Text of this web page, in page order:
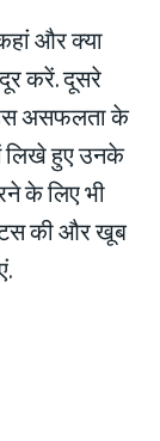
और क्या
करें. दूसरे
असफलता के
में लिखे हुए उनके
के लिए भी
की और खूब